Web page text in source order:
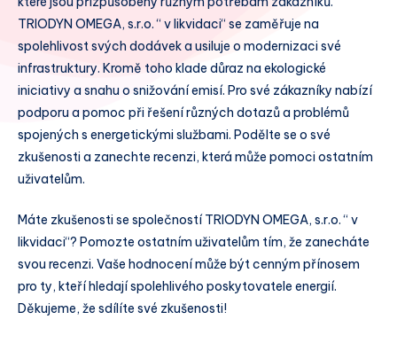
TRIODYN OMEGA, s.r.o. “ v likvidaci“ se zaměřuje na
spolehlivost svých dodávek a usiluje o modernizaci své
infrastruktury. Kromě toho klade důraz na ekologické
iniciativy a snahu o snižování emisí. Pro své zákazníky nabízí
podporu a pomoc při řešení různých dotazů a problémů
spojených s energetickými službami. Podělte se o své
zkušenosti a zanechte recenzi, která může pomoci ostatním
uživatelům.
Máte zkušenosti se společností TRIODYN OMEGA, s.r.o. “ v
likvidaci“? Pomozte ostatním uživatelům tím, že zanecháte
svou recenzi. Vaše hodnocení může být cenným přínosem
pro ty, kteří hledají spolehlivého poskytovatele energií.
Děkujeme, že sdílíte své zkušenosti!